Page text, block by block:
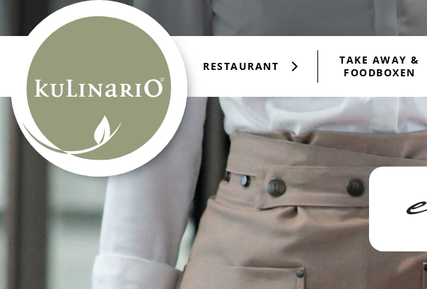
RESTAURANT
TAKE AWAY &
FOODBOXEN